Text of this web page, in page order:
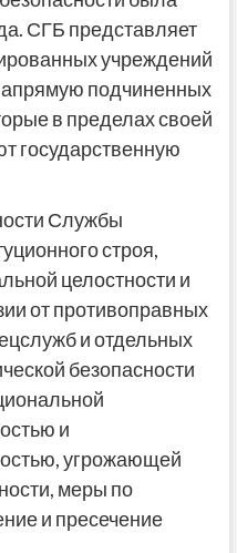
СГБ представляет
учреждений
подчиненных
в пределах своей
государственную
Службы
строя,
целостности и
от противоправных
и отдельных
безопасности
и
угрожающей
меры по
и пресечение